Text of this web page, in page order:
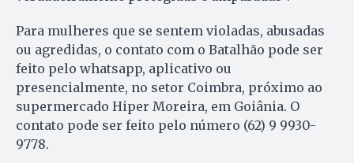
Para mulheres que se sentem violadas, abusadas
ou agredidas, o contato com o Batalhão pode ser
feito pelo whatsapp, aplicativo ou
presencialmente, no setor Coimbra, próximo ao
supermercado Hiper Moreira, em Goiânia. O
contato pode ser feito pelo número (62) 9 9930-
9778.